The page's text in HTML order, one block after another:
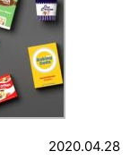
2020.04.28